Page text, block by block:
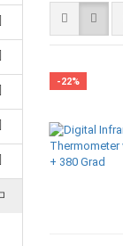
-22%